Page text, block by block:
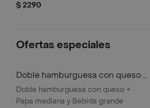
$ 2290
Ofertas especiales
Doble hamburguesa con queso +
Papa mediana y Bebida grande
Doble hamburguesa con queso +
Papa mediana y Bebida grande